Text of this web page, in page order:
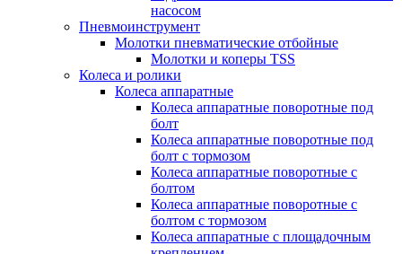
насосом
Пневмоинструмент
Молотки пневматические отбойные
Молотки и коперы TSS
Колеса и ролики
Колеса аппаратные
Колеса аппаратные поворотные под
болт
Колеса аппаратные поворотные под
болт с тормозом
Колеса аппаратные поворотные с
болтом
Колеса аппаратные поворотные с
болтом с тормозом
Колеса аппаратные с площадочным